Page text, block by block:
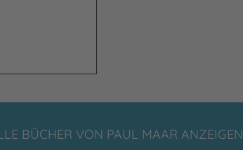
BÜCHER VON PAUL MAAR ANZEIGEN